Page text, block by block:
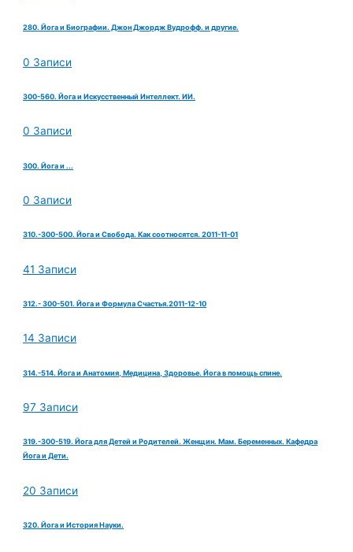
280. Йога и Биографии. Джон Джордж Вудрофф. и другие.
0 Записи
300-560. Йога и Искусственный Интеллект. ИИ.
0 Записи
300. Йога и ...
0 Записи
310.-300-500. Йога и Свобода. Как соотносятся. 2011-11-01
41 Записи
312.- 300-501. Йога и Формула Счастья.2011-12-10
14 Записи
314.-514. Йога и Анатомия, Медицина, Здоровье. Йога в помощь спине.
97 Записи
319.-300-519. Йога для Детей и Родителей. Женщин. Мам. Беременных. Кафедра
Йога и Дети.
20 Записи
320. Йога и История Науки.